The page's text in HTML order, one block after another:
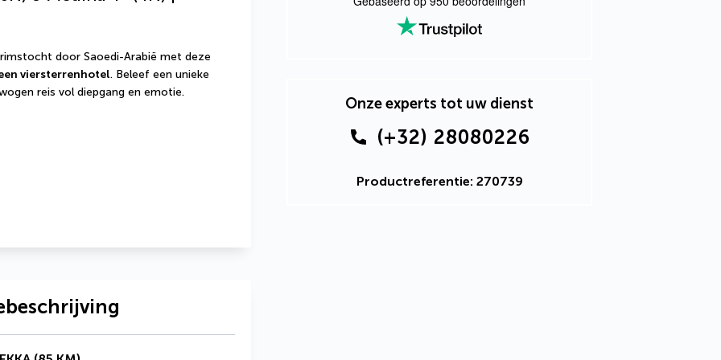
Onze experts tot uw dienst
(+32) 28080226
Productreferentie: 270739
door Saoedi-Arabië met deze
viersterrenhotel. Beleef een unieke
reis vol diepgang en emotie.